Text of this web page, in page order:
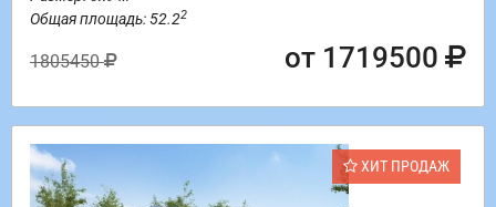
Общая площадь: 52.22
1805450 от 1719500
ХИТ ПРОДАЖ